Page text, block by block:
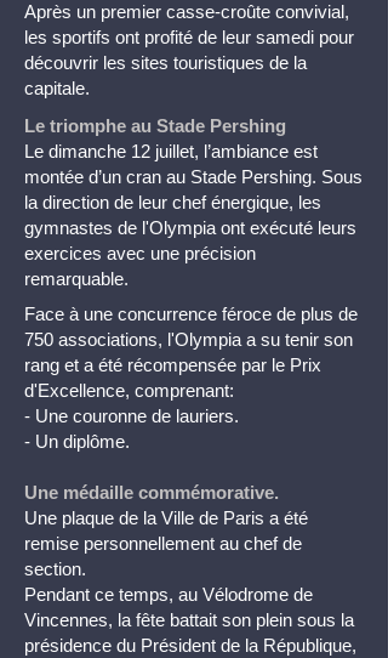
Après un premier casse-croûte convivial,
les sportifs ont profité de leur samedi pour
découvrir les sites touristiques de la
capitale.
Le triomphe au Stade Pershing
Le dimanche 12 juillet, l’ambiance est
montée d’un cran au Stade Pershing. Sous
la direction de leur chef énergique, les
gymnastes de l'Olympia ont exécuté leurs
exercices avec une précision
remarquable.
Face à une concurrence féroce de plus de
750 associations, l'Olympia a su tenir son
rang et a été récompensée par le Prix
d'Excellence, comprenant:
- Une couronne de lauriers.
- Un diplôme.
Une médaille commémorative.
Une plaque de la Ville de Paris a été
remise personnellement au chef de
section.
Pendant ce temps, au Vélodrome de
Vincennes, la fête battait son plein sous la
présidence du Président de la République,